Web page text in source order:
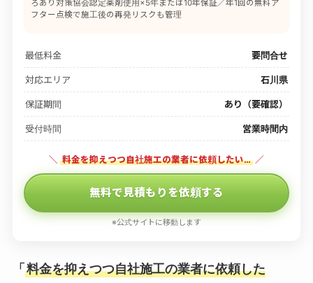
ろあり対策協会認定薬剤使用×5年または10年保証／年1回の無料ア
フター点検で施工後の再発リスクも管理
最低料金 要問合せ
対応エリア 石川県
保証期間 あり（要確認）
受付時間 営業時間内
＼ 料金を抑えつつ自社施工の業者に依頼したい… ／
無料で見積もりを依頼する
※公式サイトに移動します
「 料金を抑えつつ自社施工の業者に依頼した